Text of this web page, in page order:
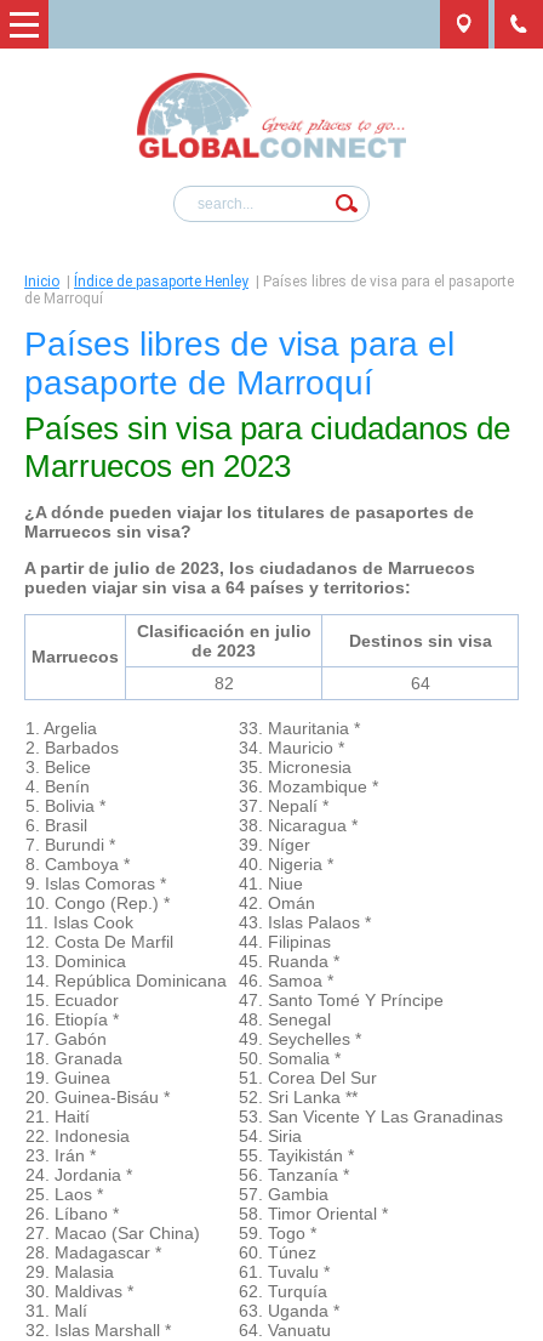
Inicio Índice de pasaporte Henley
Países libres de visa para el pasaporte
de Marroquí
Países libres de visa para el
pasaporte de Marroquí
Países sin visa para ciudadanos de
Marruecos en 2023
¿A dónde pueden viajar los titulares de pasaportes de
Marruecos sin visa?
A partir de julio de 2023, los ciudadanos de Marruecos
pueden viajar sin visa a 64 países y territorios:
Marruecos
Clasificación en julio
de 2023
Destinos sin visa
82 64
1. Argelia
2. Barbados
3. Belice
4. Benín
5. Bolivia *
6. Brasil
7. Burundi *
8. Camboya *
9. Islas Comoras *
10. Congo (Rep.) *
11. Islas Cook
12. Costa De Marfil
13. Dominica
14. República Dominicana
15. Ecuador
16. Etiopía *
17. Gabón
18. Granada
19. Guinea
20. Guinea-Bisáu *
21. Haití
22. Indonesia
23. Irán *
24. Jordania *
25. Laos *
26. Líbano *
27. Macao (Sar China)
28. Madagascar *
29. Malasia
30. Maldivas *
31. Malí
32. Islas Marshall *
33. Mauritania *
34. Mauricio *
35. Micronesia
36. Mozambique *
37. Nepalí *
38. Nicaragua *
39. Níger
40. Nigeria *
41. Niue
42. Omán
43. Islas Palaos *
44. Filipinas
45. Ruanda *
46. Samoa *
47. Santo Tomé Y Príncipe
48. Senegal
49. Seychelles *
50. Somalia *
51. Corea Del Sur
52. Sri Lanka **
53. San Vicente Y Las Granadinas
54. Siria
55. Tayikistán *
56. Tanzanía *
57. Gambia
58. Timor Oriental *
59. Togo *
60. Túnez
61. Tuvalu *
62. Turquía
63. Uganda *
64. Vanuatu